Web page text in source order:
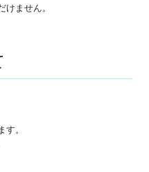
けません。
。